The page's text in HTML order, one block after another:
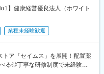
】健康経営優良法人（ホワイト
業種未経験歓迎
トア「セイムス」を展開！配置薬
る◎丁寧な研修制度で未経験の